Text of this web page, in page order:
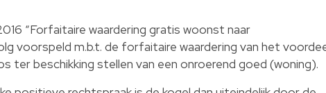
“Forfaitaire waardering gratis woonst naar
voorspeld m.b.t. de forfaitaire waardering van het
ter beschikking stellen van een onroerend goed (woning).